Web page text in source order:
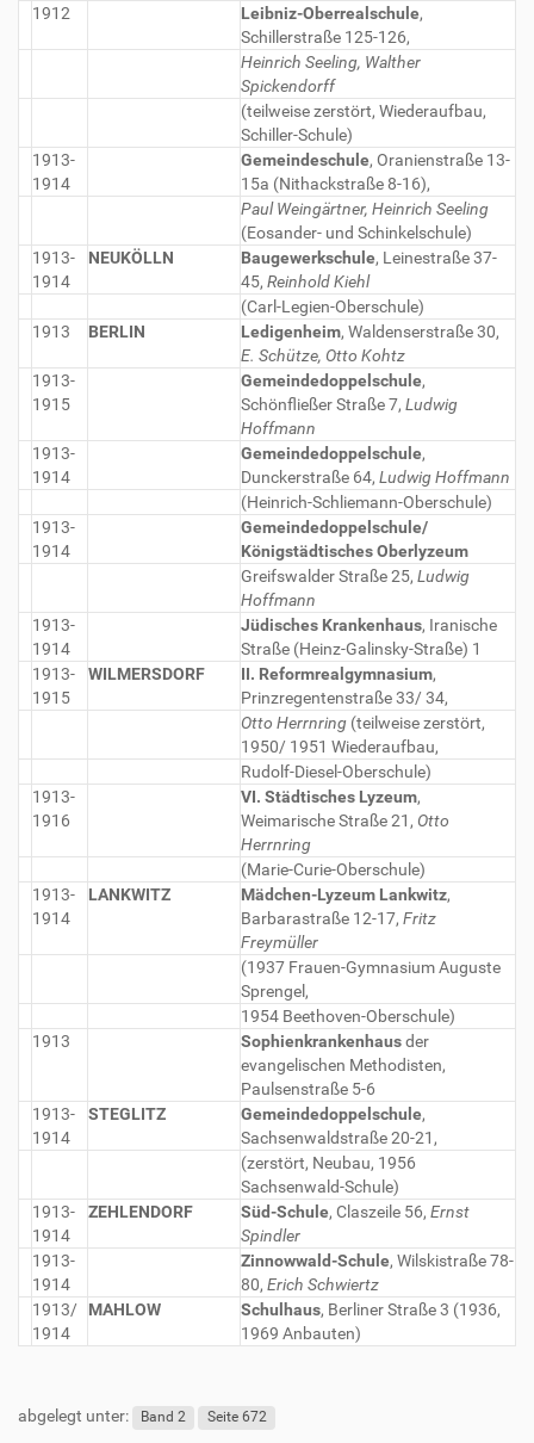
1912
Leibniz-Oberrealschule,
Schillerstraße 125-126,
Heinrich Seeling, Walther
Spickendorff
(teilweise zerstört, Wiederaufbau,
Schiller-Schule)
1913-
1914
Gemeindeschule, Oranienstraße 13-
15a (Nithackstraße 8-16),
Paul Weingärtner, Heinrich Seeling
(Eosander- und Schinkelschule)
1913-
1914
NEUKÖLLN Baugewerkschule, Leinestraße 37-
45, Reinhold Kiehl
(Carl-Legien-Oberschule)
1913
BERLIN Ledigenheim, Waldenserstraße 30,
E. Schütze, Otto Kohtz
1913-
1915
Gemeindedoppelschule,
Schönfließer Straße 7, Ludwig
Hoffmann
1913-
1914
Gemeindedoppelschule,
Dunckerstraße 64, Ludwig Hoffmann
(Heinrich-Schliemann-Oberschule)
1913-
1914
Gemeindedoppelschule/
Königstädtisches Oberlyzeum
Greifswalder Straße 25, Ludwig
Hoffmann
1913-
1914
Jüdisches Krankenhaus, Iranische
Straße (Heinz-Galinsky-Straße) 1
1913-
1915
WILMERSDORF II. Reformrealgymnasium,
Prinzregentenstraße 33/ 34,
Otto Herrnring (teilweise zerstört,
1950/ 1951 Wiederaufbau,
Rudolf-Diesel-Oberschule)
1913-
1916
VI. Städtisches Lyzeum,
Weimarische Straße 21, Otto
Herrnring
(Marie-Curie-Oberschule)
1913-
1914
LANKWITZ Mädchen-Lyzeum Lankwitz,
Barbarastraße 12-17, Fritz
Freymüller
(1937 Frauen-Gymnasium Auguste
Sprengel,
1954 Beethoven-Oberschule)
1913
Sophienkrankenhausder
evangelischen Methodisten,
Paulsenstraße 5-6
1913-
1914
STEGLITZ Gemeindedoppelschule,
Sachsenwaldstraße 20-21,
(zerstört, Neubau, 1956
Sachsenwald-Schule)
1913-
1914
ZEHLENDORF Süd-Schule, Claszeile 56, Ernst
Spindler
1913-
1914
Zinnowwald-Schule, Wilskistraße 78-
80, Erich Schwiertz
1913/
1914
MAHLOW Schulhaus, Berliner Straße 3 (1936,
1969 Anbauten)
abgelegt unter: Band 2 Seite 672